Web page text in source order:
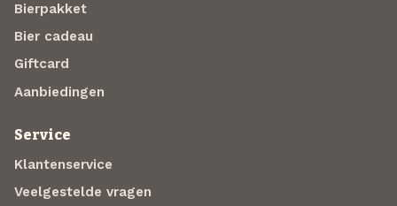
Bierpakket
Bier cadeau
Giftcard
Aanbiedingen
Service
Klantenservice
Veelgestelde vragen